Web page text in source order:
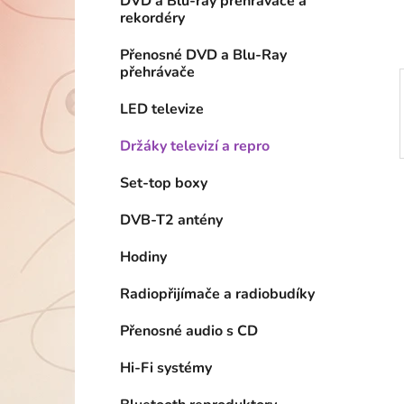
e
rekordéry
Přenosné DVD a Blu-Ray
přehrávače
LED televize
Držáky televizí a repro
Set-top boxy
DVB-T2 antény
Hodiny
Radiopřijímače a radiobudíky
Přenosné audio s CD
Hi-Fi systémy